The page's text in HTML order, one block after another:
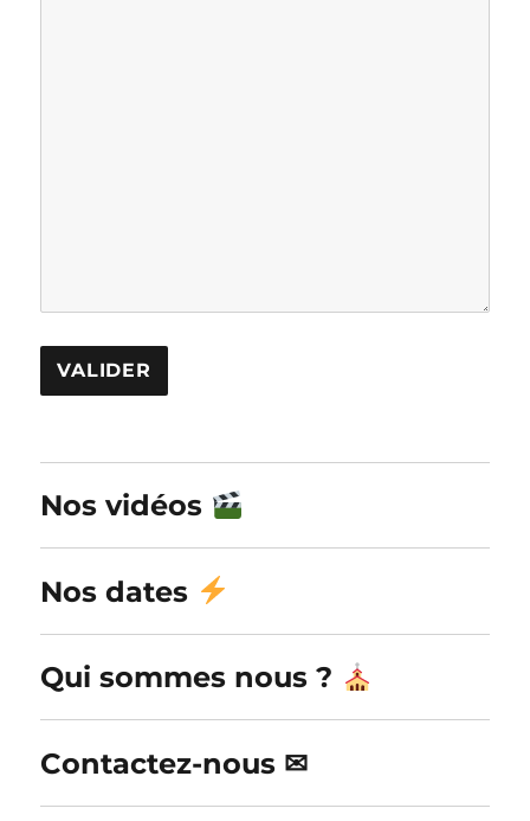
t
e
r
t
e
:
Nos vidéos
Nos dates
Qui sommes nous ?
Contactez-nous ✉